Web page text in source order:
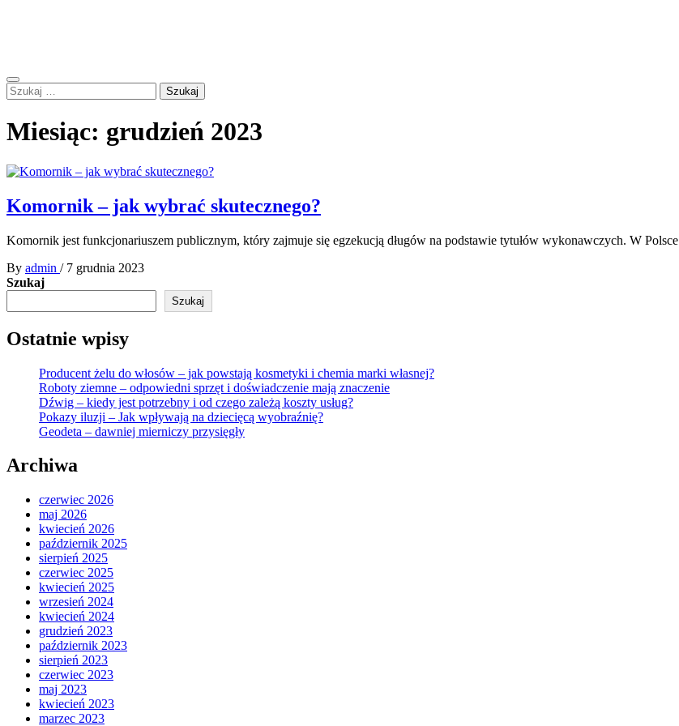
Primary
Menu
Szukaj:
Miesiąc: grudzień 2023
Komornik – jak wybrać skutecznego?
Komornik jest funkcjonariuszem publicznym, który zajmuje się egzekucją długów na podstawie tytułów wykonawczych. W Polsce
By admin / 7 grudnia 2023
Szukaj
Szukaj
Ostatnie wpisy
Producent żelu do włosów – jak powstają kosmetyki i chemia marki własnej?
Roboty ziemne – odpowiedni sprzęt i doświadczenie mają znaczenie
Dźwig – kiedy jest potrzebny i od czego zależą koszty usług?
Pokazy iluzji – Jak wpływają na dziecięcą wyobraźnię?
Geodeta – dawniej mierniczy przysięgły
Archiwa
czerwiec 2026
maj 2026
kwiecień 2026
październik 2025
sierpień 2025
czerwiec 2025
kwiecień 2025
wrzesień 2024
kwiecień 2024
grudzień 2023
październik 2023
sierpień 2023
czerwiec 2023
maj 2023
kwiecień 2023
marzec 2023